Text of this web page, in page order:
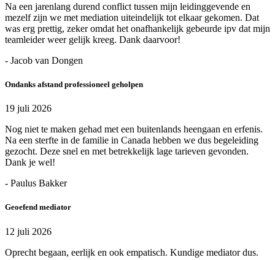
Na een jarenlang durend conflict tussen mijn leidinggevende en
mezelf zijn we met mediation uiteindelijk tot elkaar gekomen. Dat
was erg prettig, zeker omdat het onafhankelijk gebeurde ipv dat mijn
teamleider weer gelijk kreeg. Dank daarvoor!
- Jacob van Dongen
Ondanks afstand professioneel geholpen
19 juli 2026
Nog niet te maken gehad met een buitenlands heengaan en erfenis.
Na een sterfte in de familie in Canada hebben we dus begeleiding
gezocht. Deze snel en met betrekkelijk lage tarieven gevonden.
Dank je wel!
- Paulus Bakker
Geoefend mediator
12 juli 2026
Oprecht begaan, eerlijk en ook empatisch. Kundige mediator dus.